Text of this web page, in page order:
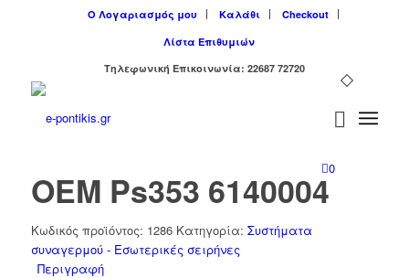
Ο Λογαριασμός μου Καλάθι
Checkout
Λίστα Επιθυμιών
Tηλεφωνική Επικοινωνία: 22687 72720
0
OEM Ps353 6140004
Κωδικός προϊόντος: 1286 Κατηγορία: Συστήματα
συναγερμού - Εσωτερικές σειρήνες
Περιγραφή